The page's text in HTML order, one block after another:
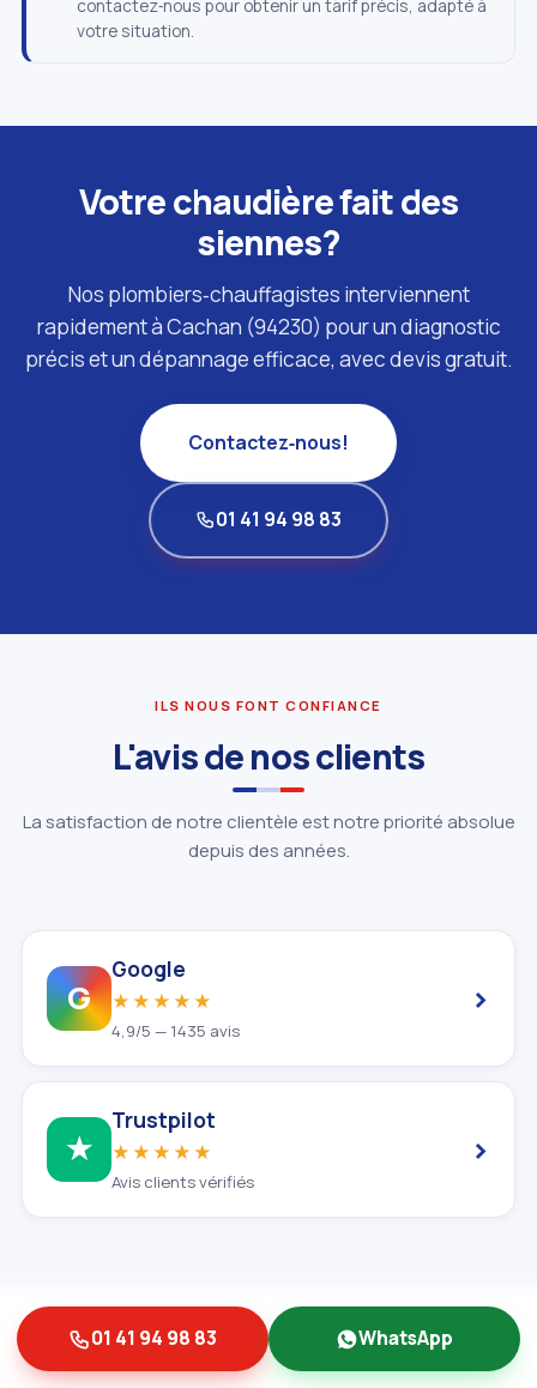
contactez‑nous pour obtenir un tarif précis, adapté à
votre situation.
Votre chaudière fait des
siennes?
Nos plombiers‑chauffagistes interviennent
rapidement à Cachan (94230) pour un diagnostic
précis et un dépannage efficace, avec devis gratuit.
Contactez‑nous!
01 41 94 98 83
ILS NOUS FONT CONFIANCE
L'avis de nos clients
La satisfaction de notre clientèle est notre priorité absolue
depuis des années.
G
Google
★★★★★
4,9/5 — 1435 avis
›
★
Trustpilot
★★★★★
Avis clients vérifiés
›
NOTRE ENTREPRISE
01 41 94 98 83 WhatsApp